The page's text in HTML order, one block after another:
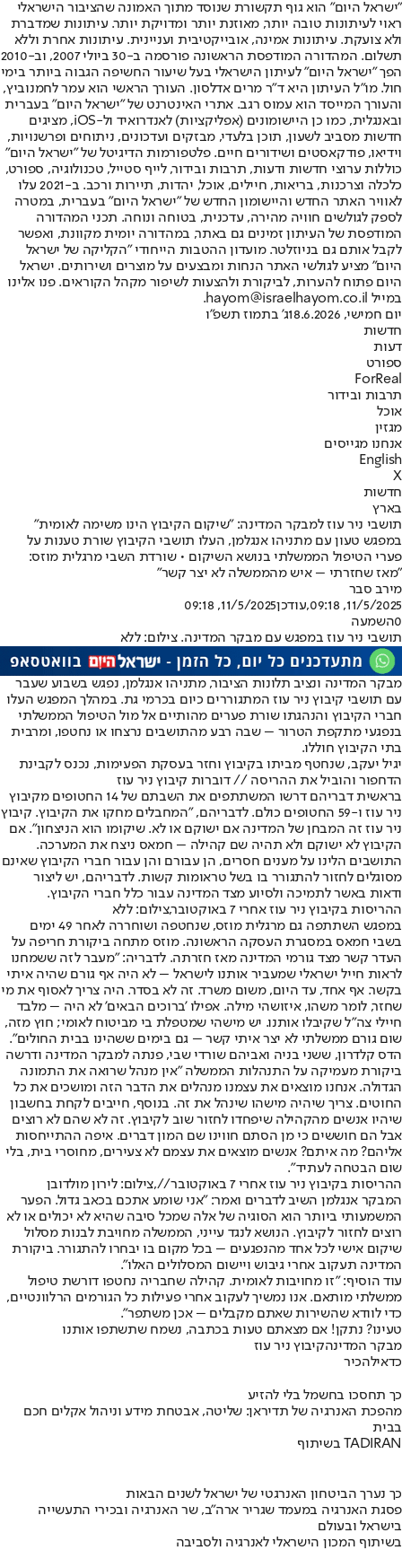
"ישראל היום" הוא גוף תקשורת שנוסד מתוך האמונה שהציבור הישראלי
ראוי לעיתונות טובה יותר, מאוזנת יותר ומדויקת יותר. עיתונות שמדברת
ולא צועקת. עיתונות אמינה, אובייקטיבית ועניינית. עיתונות אחרת וללא
תשלום. המהדורה המודפסת הראשונה פורסמה ב-30 ביולי 2007, וב-2010
הפך "ישראל היום" לעיתון הישראלי בעל שיעור החשיפה הגבוה ביותר בימי
חול. מו"ל העיתון היא ד"ר מרים אדלסון. העורך הראשי הוא עמר לחמנוביץ,
והעורך המייסד הוא עמוס רגב. אתרי האינטרנט של "ישראל היום" בעברית
ובאנגלית, כמו כן היישומונים (אפליקציות) לאנדרואיד ול-iOS, מציגים
חדשות מסביב לשעון, תוכן בלעדי, מבזקים ועדכונים, ניתוחים ופרשנויות,
וידיאו, פודקאסטים ושידורים חיים. פלטפורמות הדיגיטל של "ישראל היום"
כוללות ערוצי חדשות ודעות, תרבות ובידור, לייף סטייל, טכנולוגיה, ספורט,
כלכלה וצרכנות, בריאות, חיילים, אוכל, יהדות, תיירות ורכב. ב-2021 עלו
לאוויר האתר החדש והיישומון החדש של "ישראל היום" בעברית, במטרה
לספק לגולשים חוויה מהירה, עדכנית, בטוחה ונוחה. תכני המהדורה
המודפסת של העיתון זמינים גם באתר, במהדורה יומית מקוונת, ואפשר
לקבל אותם גם בניוזלטר. מועדון ההטבות הייחודי "הקליקה של ישראל
היום" מציע לגולשי האתר הנחות ומבצעים על מוצרים ושירותים. ישראל
היום פתוח להערות, לביקורת ולהצעות לשיפור מקהל הקוראים. פנו אלינו
במייל hayom@israelhayom.co.il.
יום חמישי, 18.6.2026
ג' בתמוז תשפ"ו
חדשות
דעות
ספורט
ForReal
תרבות ובידור
אוכל
מגזין
אנחנו מגייסים
English
X
חדשות
בארץ
תושבי ניר עוז למבקר המדינה: "שיקום הקיבוץ הינו משימה לאומית"
במפגש טעון עם מתניהו אנגלמן, העלו תושבי הקיבוץ שורת טענות על
פערי הטיפול הממשלתי בנושא השיקום • שורדת השבי מרגלית מוזס:
"מאז שחזרתי – איש מהממשלה לא יצר קשר"
מירב סבר
11/5/2025, 09:18
,עודכן11/5/2025, 09:18
0השמעה
תושבי ניר עוז במפגש עם מבקר המדינה. צילום: ללא
מבקר המדינה ונציב תלונות הציבור, מתניהו אנגלמן, נפגש בשבוע שעבר
עם תושבי קיבוץ ניר עוז המתגוררים כיום בכרמי גת. במהלך המפגש העלו
חברי הקיבוץ והנהגתו שורת פערים מהותיים אל מול הטיפול הממשלתי
בנפגעי מתקפת הטרור – שבה רבע מהתושבים נרצחו או נחטפו, ומרבית
בתי הקיבוץ חוללו.
יגיל יעקב, שנחטף מביתו בקיבוץ וחזר בעסקת הפעימות, נכנס לקבינת
הדחפור והוביל את ההריסה // דוברות קיבוץ ניר עוז
בראשית דבריהם דרשו המשתתפים את השבתם של 14 החטופים מקיבוץ
ניר עוז ו-59 החטופים כולם. לדבריהם, "המחבלים מחקו את הקיבוץ. קיבוץ
ניר עוז זה המבחן של המדינה אם ישוקם או לא. שיקומו הוא הניצחון". אם
הקיבוץ לא ישוקם ולא תהיה שם קהילה – חמאס ניצח את המערכה.
התושבים הלינו על מענים חסרים, הן עבורם והן עבור חברי הקיבוץ שאינם
מסוגלים לחזור להתגורר בו בשל טראומות קשות. לדבריהם, יש ליצור
ודאות באשר לתמיכה ולסיוע מצד המדינה עבור כלל חברי הקיבוץ.
ההריסות בקיבוץ ניר עוז אחרי 7 באוקטובר,צילום: ללא
במפגש השתתפה גם מרגלית מוזס, שנחטפה ושוחררה לאחר 49 ימים
בשבי חמאס במסגרת העסקה הראשונה. מוזס מתחה ביקורת חריפה על
העדר קשר מצד גורמי המדינה מאז חזרתה. לדבריה: "מעבר לזה ששמחנו
לראות חייל ישראלי שמעביר אותנו לישראל – לא היה אף גורם שהיה איתי
בקשר. אף אחד, עד היום, משום משרד. זה לא בסדר. היה צריך לאסוף את מי
שחזר, לומר משהו, איזושהי מילה. אפילו 'ברוכים הבאים' לא היה – מלבד
חיילי צה"ל שקיבלו אותנו. יש מישהי שמטפלת בי מביטוח לאומי; חוץ מזה,
שום גורם ממשלתי לא יצר איתי קשר – גם בימים ששהינו בבית החולים".
הדס קלדרון, ששני בניה ואביהם שורדי שבי, פנתה למבקר המדינה ודרשה
ביקורת מעמיקה על התנהלות הממשלה "אין מנהל שרואה את התמונה
הגדולה. אנחנו מוצאים את עצמנו מנהלים את הדבר הזה ומושכים את כל
החוטים. צריך שיהיה מישהו שינהל את זה. בנוסף, חייבים לקחת בחשבון
שיהיו אנשים מהקהילה שיפחדו לחזור שוב לקיבוץ. זה לא שהם לא רוצים
אבל הם חוששים כי מן הסתם חווינו שם המון דברים. איפה ההתייחסות
אליהם? מה איתם? אנשים מוצאים את עצמם לא צעירים, מחוסרי בית, בלי
שום הבטחה לעתיד".
ההריסות בקיבוץ ניר עוז אחרי 7 באוקטובר//,צילום: לירון מולדובן
המבקר אנגלמן השיב לדברים ואמר: "אני שומע אתכם בכאב גדול. הפער
המשמעותי ביותר הוא הסוגיה של אלה שמכל סיבה שהיא לא יכולים או לא
רוצים לחזור לקיבוץ. הנושא לנגד עייני, הממשלה מחויבת לבנות מסלול
שיקום אישי לכל אחד מהנפגעים – בכל מקום בו יבחרו להתגורר. ביקורת
המדינה תעקוב אחרי גיבוש ויישום המסלולים האלו".
עוד הוסיף: "זו מחויבות לאומית. קהילה שחבריה נחטפו דורשת טיפול
ממשלתי מותאם. אנו נמשיך לעקוב אחרי פעילות כל הגורמים הרלוונטיים,
כדי לוודא שהשירות שאתם מקבלים – אכן משתפר".
טעינו? נתקן! אם מצאתם טעות בכתבה, נשמח שתשתפו אותנו
מבקר המדינהקיבוץ ניר עוז
כדאילהכיר
כך תחסכו בחשמל בלי להזיע
מהפכת האנרגיה של תדיראן: שליטה, אבטחת מידע וניהול אקלים חכם
בבית
בשיתוף TADIRAN
כך נערך הביטחון האנרגטי של ישראל לשנים הבאות
פסגת האנרגיה במעמד שגריר ארה"ב, שר האנרגיה ובכירי התעשייה
בישראל ובעולם
בשיתוף המכון הישראלי לאנרגיה ולסביבה